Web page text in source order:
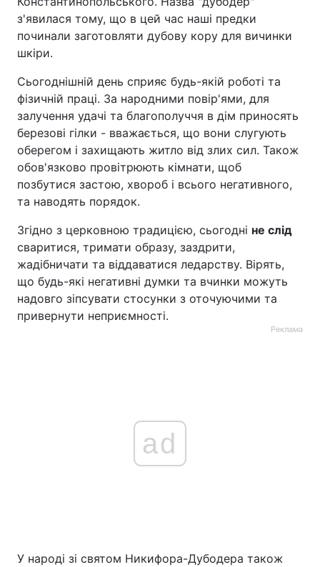
з'явилася тому, що в цей час наші предки
починали заготовляти дубову кору для вичинки
шкіри.
Сьогоднішній день сприяє будь-якій роботі та
фізичній праці. За народними повір'ями, для
залучення удачі та благополуччя в дім приносять
березові гілки - вважається, що вони слугують
оберегом і захищають житло від злих сил. Також
обов'язково провітрюють кімнати, щоб
позбутися застою, хвороб і всього негативного,
та наводять порядок.
Згідно з церковною традицією, сьогодні не слід
сваритися, тримати образу, заздрити,
жадібничати та віддаватися ледарству. Вірять,
що будь-які негативні думки та вчинки можуть
надовго зіпсувати стосунки з оточуючими та
привернути неприємності.
Реклама
ad
У народі зі святом Никифора-Дубодера також